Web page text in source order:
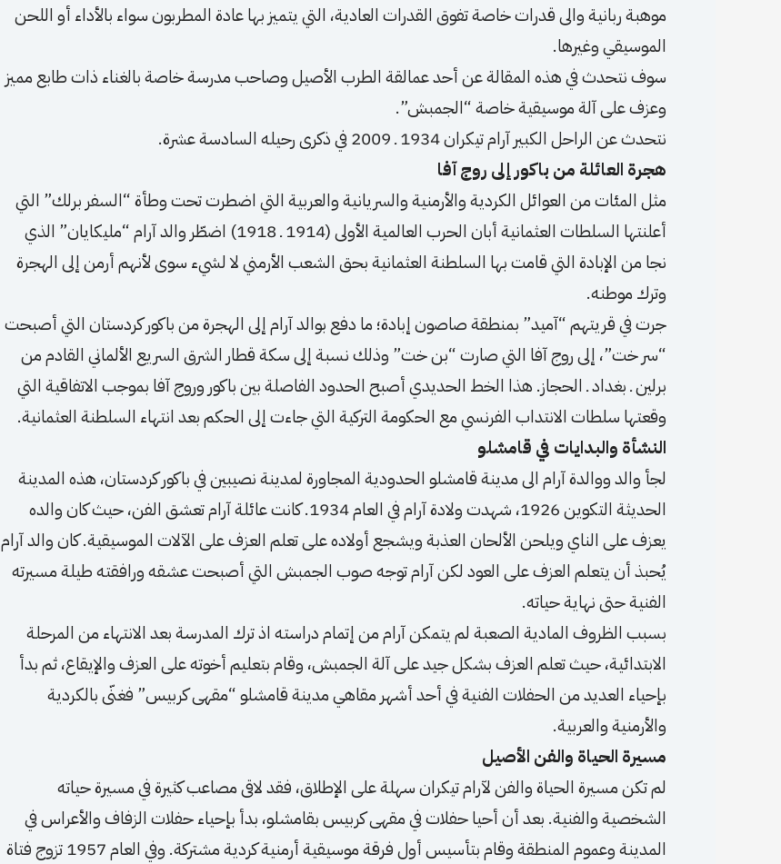
موهبة ربانية والى قدرات خاصة تفوق القدرات العادية، التي يتميز بها عادة المطربون سواء بالأداء أو اللحن
الموسيقي وغيرها.
سوف نتحدث في هذه المقالة عن أحد عمالقة الطرب الأصيل وصاحب مدرسة خاصة بالغناء ذات طابع مميز
وعزف على آلة موسيقية خاصة “الجمبش”.
نتحدث عن الراحل الكبير آرام تيكران 1934 ـ 2009 في ذكرى رحيله السادسة عشرة.
هجرة العائلة من باكور إلى روج آفا
مثل المئات من العوائل الكردية والأرمنية والسريانية والعربية التي اضطرت تحت وطأة “السفر برلك” التي
أعلنتها السلطات العثمانية أبان الحرب العالمية الأولى (1914 ـ 1918) اضطّر والد آرام “مليكايان” الذي
نجا من الإبادة التي قامت بها السلطنة العثمانية بحق الشعب الأرمني لا لشيء سوى لأنهم أرمن إلى الهجرة
وترك موطنه.
جرت في قريتهم “آميد” بمنطقة صاصون إبادة؛ ما دفع بوالد آرام إلى الهجرة من باكور كردستان التي أصبحت
“سر خت”، إلى روج آفا التي صارت “بن خت” وذلك نسبة إلى سكة قطار الشرق السريع الألماني القادم من
برلين ـ بغداد ـ الحجاز. هذا الخط الحديدي أصبح الحدود الفاصلة بين باكور وروج آفا بموجب الاتفاقية التي
وقعتها سلطات الانتداب الفرنسي مع الحكومة التركية التي جاءت إلى الحكم بعد انتهاء السلطنة العثمانية.
النشأة والبدايات في قامشلو
لجأ والد ووالدة آرام الى مدينة قامشلو الحدودية المجاورة لمدينة نصيبين في باكور كردستان، هذه المدينة
الحديثة التكوين 1926، شهدت ولادة آرام في العام 1934. كانت عائلة آرام تعشق الفن، حيث كان والده
يعزف على الناي ويلحن الألحان العذبة ويشجع أولاده على تعلم العزف على الآلات الموسيقية. كان والد آرام
يُحبذ أن يتعلم العزف على العود لكن آرام توجه صوب الجمبش التي أصبحت عشقه ورافقته طيلة مسيرته
الفنية حتى نهاية حياته.
بسبب الظروف المادية الصعبة لم يتمكن آرام من إتمام دراسته اذ ترك المدرسة بعد الانتهاء من المرحلة
الابتدائية، حيث تعلم العزف بشكل جيد على آلة الجمبش، وقام بتعليم أخوته على العزف والإيقاع، ثم بدأ
بإحياء العديد من الحفلات الفنية في أحد أشهر مقاهي مدينة قامشلو “مقهى كربيس” فغنّى بالكردية
والأرمنية والعربية.
مسيرة الحياة والفن الأصيل
لم تكن مسيرة الحياة والفن لآرام تيكران سهلة على الإطلاق، فقد لاقى مصاعب كثيرة في مسيرة حياته
الشخصية والفنية. بعد أن أحيا حفلات في مقهى كربيس بقامشلو، بدأ بإحياء حفلات الزفاف والأعراس في
المدينة وعموم المنطقة وقام بتأسيس أول فرقة موسيقية أرمنية كردية مشتركة. وفي العام 1957 تزوج فتاة